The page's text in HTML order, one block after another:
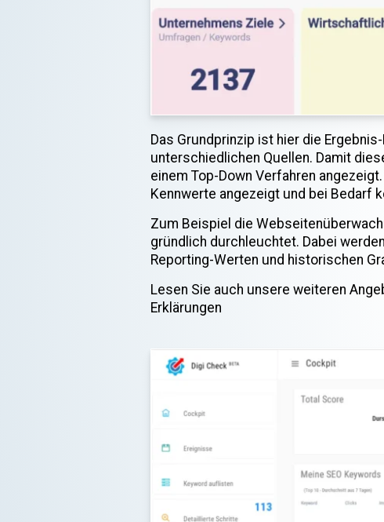
Das Grundprinzip ist hier die
unterschiedlichen Quellen. Damit
einem Top-Down Verfahren
Kennwerte angezeigt und bei Bedarf
Zum Beispiel die
gründlich durchleuchtet. Dabei
Reporting-Werten und historischen
Lesen Sie auch unsere weiteren
Erklärungen